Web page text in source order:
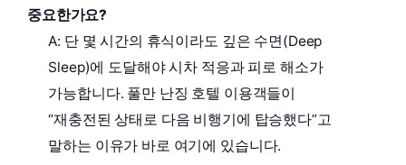
중요한가요?
A: 단 몇 시간의 휴식이라도 깊은 수면(Deep
Sleep)에 도달해야 시차 적응과 피로 해소가
가능합니다. 풀만 난징 호텔 이용객들이
“재충전된 상태로 다음 비행기에 탑승했다”고
말하는 이유가 바로 여기에 있습니다.